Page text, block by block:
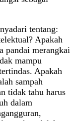
tentang:
Apakah
pandai merangkai
mampu
Apakah
sampah
tidak tahu harus
dalam